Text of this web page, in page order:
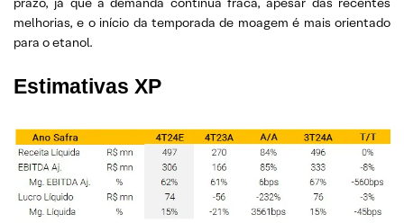
melhorias, e o início da temporada de moagem é mais orientado
para o etanol.
Estimativas XP